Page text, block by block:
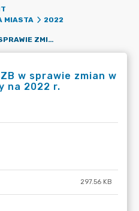
MIASTA
2022
OR.0050.1404.2022_ZB W SPRAWIE ZMIAN W BUDŻECIE MIASTA ŻORY NA 2022 R.
w sprawie zmian w
na 2022 r.
297.56 KB